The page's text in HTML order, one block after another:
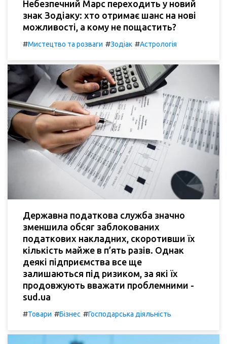
Небезпечний Марс переходить у новий
знак Зодіаку: хто отримає шанс на нові
можливості, а кому не пощастить?
#Мистецтво та розваги #Зодіак #Астрологія
Державна податкова служба значно
зменшила обсяг заблокованих
податкових накладних, скоротивши їх
кількість майже в п’ять разів. Однак
деякі підприємства все ще
залишаються під ризиком, за які їх
продовжують вважати проблемними -
sud.ua
#Товари #Бізнес #Господарська діяльність